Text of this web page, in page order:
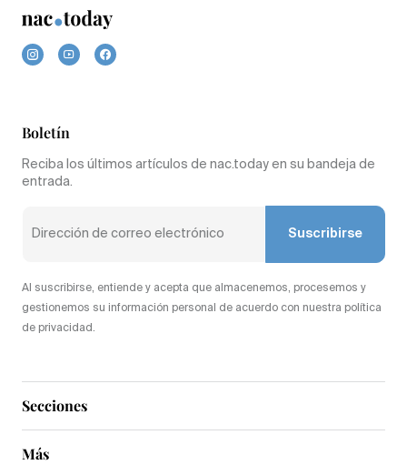
Secciones
Más
Boletín
Reciba los últimos artículos de nac.today en su bandeja de
entrada.
Suscribirse
Al suscribirse, entiende y acepta que almacenemos, procesemos y
gestionemos su información personal de acuerdo con nuestra política
de privacidad.